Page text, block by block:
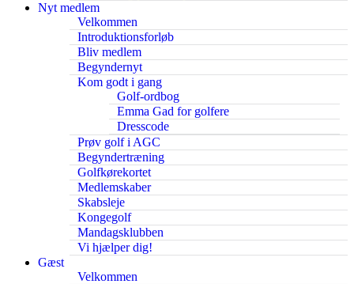
Nyt medlem
Velkommen
Introduktionsforløb
Bliv medlem
Begyndernyt
Kom godt i gang
Golf-ordbog
Emma Gad for golfere
Dresscode
Prøv golf i AGC
Begyndertræning
Golfkørekortet
Medlemskaber
Skabsleje
Kongegolf
Mandagsklubben
Vi hjælper dig!
Gæst
Velkommen